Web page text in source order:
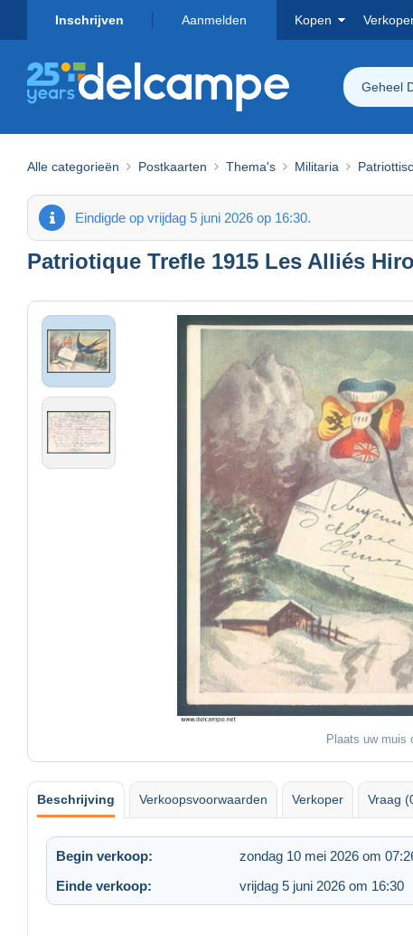
Inschrijven Aanmelden Kopen
Geheel
Alle categorieën Postkaarten Thema's Militaria
Eindigde op vrijdag 5 juni 2026 op 16:30.
Patriotique Trefle 1915 Les Alliés
Plaats uw muis
Beschrijving Verkoopsvoorwaarden Verkoper Vraag
Begin verkoop: zondag 10 mei 2026 om
Einde verkoop:
vrijdag 5 juni 2026 om 16:30